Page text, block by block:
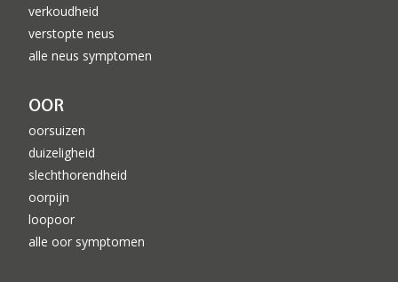
verkoudheid
verstopte neus
alle neus symptomen
OOR
oorsuizen
duizeligheid
slechthorendheid
oorpijn
loopoor
alle oor symptomen